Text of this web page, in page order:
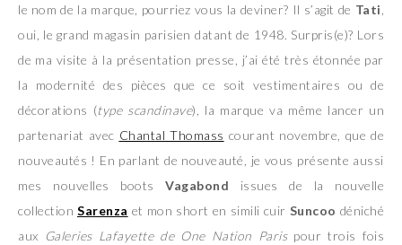
le nom de la marque, pourriez vous la deviner? Il s’agit de Tati
oui, le grand magasin parisien datant de 1948. Surpris(e)? Lors
de ma visite à la présentation presse, j’ai été très étonnée par
la modernité des pièces que ce soit vestimentaires ou de
décorations (type scandinave), la marque va même lancer un
partenariat avec Chantal Thomass courant novembre, que de
nouveautés ! En parlant de nouveauté, je vous présente aussi
mes nouvelles boots Vagabond issues de la nouvelle
collection Sarenza et mon short en simili cuir Suncoo déniché
aux Galeries Lafayette de One Nation Parispour trois fois